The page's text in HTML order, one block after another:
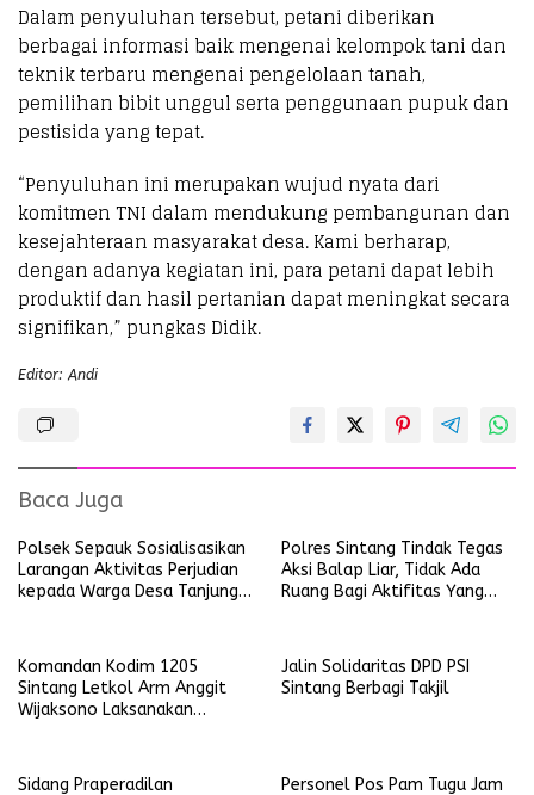
Dalam penyuluhan tersebut, petani diberikan
berbagai informasi baik mengenai kelompok tani dan
teknik terbaru mengenai pengelolaan tanah,
pemilihan bibit unggul serta penggunaan pupuk dan
pestisida yang tepat.
“Penyuluhan ini merupakan wujud nyata dari
komitmen TNI dalam mendukung pembangunan dan
kesejahteraan masyarakat desa. Kami berharap,
dengan adanya kegiatan ini, para petani dapat lebih
produktif dan hasil pertanian dapat meningkat secara
signifikan,” pungkas Didik.
Editor: Andi
Baca Juga
Polsek Sepauk Sosialisasikan
Larangan Aktivitas Perjudian
kepada Warga Desa Tanjung
Polres Sintang Tindak Tegas
Aksi Balap Liar, Tidak Ada
Ruang Bagi Aktifitas Yang
Komandan Kodim 1205
Sintang Letkol Arm Anggit
Wijaksono Laksanakan
Jalin Solidaritas DPD PSI
Sintang Berbagi Takjil
Sidang Praperadilan Personel Pos Pam Tugu Jam